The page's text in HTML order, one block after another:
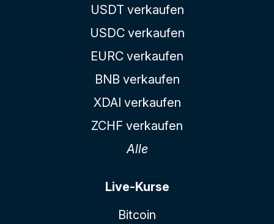
USDT verkaufen
USDC verkaufen
EURC verkaufen
BNB verkaufen
XDAI verkaufen
ZCHF verkaufen
Alle
Live-Kurse
Bitcoin